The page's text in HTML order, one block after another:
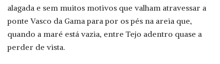
alagada e sem muitos motivos que valham atravessar a
ponte Vasco da Gama para por os pés na areia que,
quando a maré está vazia, entre Tejo adentro quase a
perder de vista.